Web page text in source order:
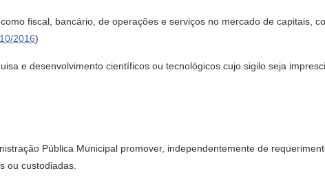
fiscal, bancário, de operações e serviços no mercado de capitais,
2016)
e desenvolvimento científicos ou tecnológicos cujo sigilo seja
Pública Municipal promover, independentemente de
ou custodiadas.